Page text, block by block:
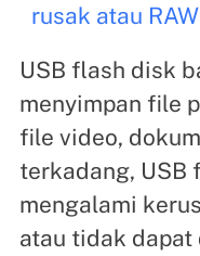
rusak atau
USB flash disk
menyimpan file
file video,
terkadang, USB
mengalami
atau tidak dapat